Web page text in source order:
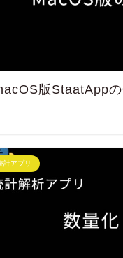
版StaatApp
計アプリ